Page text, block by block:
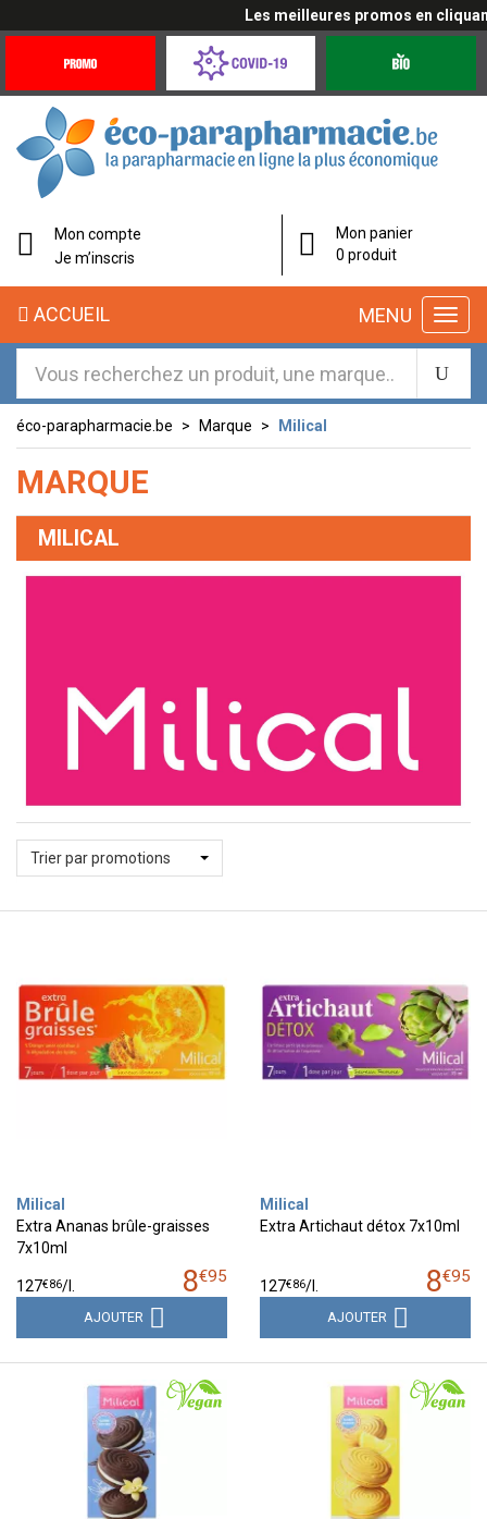
Les meilleures promos en cliquant
Offres
Coronavirus
éco-
parapharmacie.fr
éco-
parapharmacie.fr
Mon compte
Je m’inscris
Mon panier
0 produit
MENU
ACCUEIL
éco-parapharmacie.be Marque Milical
MARQUE
MILICAL
Trier par promotions
Milical
Extra Ananas brûle-graisses
7x10ml
8€95
127€86/
AJOUTER
Milical
Extra Artichaut détox 7x10ml
8€95
127€86/
AJOUTER